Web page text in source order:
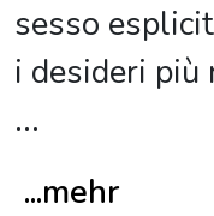
sesso
i desideri più
...
...mehr